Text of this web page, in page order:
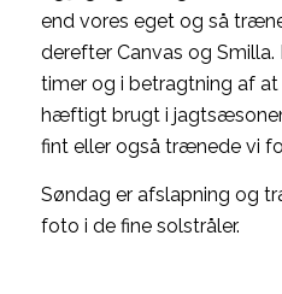
end vores eget og så
derefter Canvas og
timer og i betragtning af
hæftigt brugt i
fint eller også trænede vi
Søndag er afslapning og
foto i de fine solstråler.